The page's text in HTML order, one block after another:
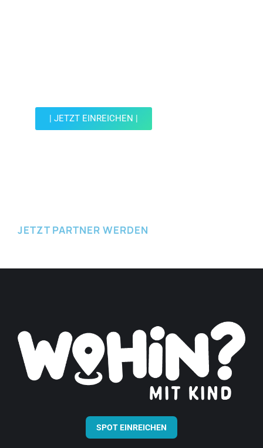
| JETZT EINREICHEN |
JETZT PARTNER WERDEN
SPOT EINREICHEN